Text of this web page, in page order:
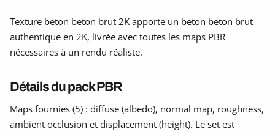
Texture beton beton brut 2K apporte un beton beton brut
authentique en 2K, livrée avec toutes les maps PBR
nécessaires à un rendu réaliste.
Détails du pack PBR
Maps fournies (5) : diffuse (albedo), normal map, roughness,
ambient occlusion et displacement (height). Le set est